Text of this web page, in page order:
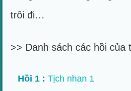
trôi đi…
>> Danh sách các hồi của
Hồi 1 : Tịch nhan 1